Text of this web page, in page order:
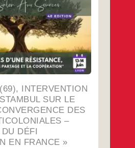
INTERVENTION
SUR LE
DES
–
DU DÉFI
EN FRANCE »
du Salon Aux Sources , à
près de Lyon Pour plus
d’information